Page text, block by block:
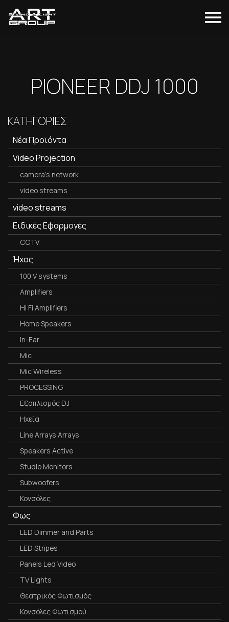
PIONEER DDJ 1000
ΚΑΤΗΓΟΡΙΕΣ
Νέα Προϊόντα
Video Projection
camera's network
video streams
video streams
Ειδικές Εφαρμογές
CCTV
Ήχος
100 V systems
Amplifiers
Hi Fi Amplifiers
Home Speakers
In-Ear
Mic
Mic Wireless
PROCESSING
Εξοπλισμός DJ
Ηχεία
Line Arrays Arrays
Speakers Active
Studio Monitors
Subwoofers
Κονσόλες
Φως
LED Dimmer and Parts
LED Stripes
Panels Led Video
TV Lights
Θεατρικός Φωτισμός
Κονσόλες Φωτισμού